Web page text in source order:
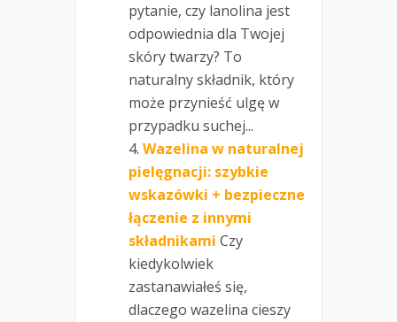
pytanie, czy lanolina jest
odpowiednia dla Twojej
skóry twarzy? To
naturalny składnik, który
może przynieść ulgę w
przypadku suchej...
Wazelina w naturalnej
pielęgnacji: szybkie
wskazówki + bezpieczne
łączenie z innymi
składnikami Czy
kiedykolwiek
zastanawiałeś się,
dlaczego wazelina cieszy